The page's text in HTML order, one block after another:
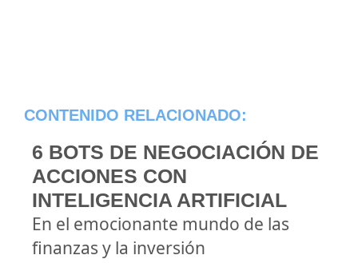
CONTENIDO RELACIONADO:
6 BOTS DE NEGOCIACIÓN DE
ACCIONES CON
INTELIGENCIA ARTIFICIAL
En el emocionante mundo de las
finanzas y la inversión